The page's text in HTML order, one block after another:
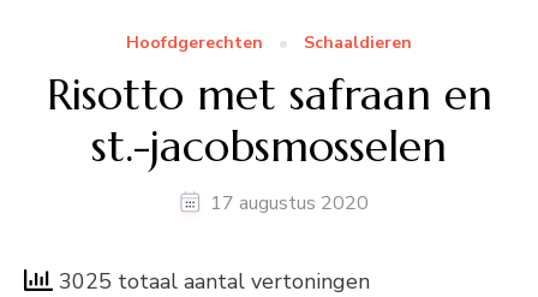
Hoofdgerechten Schaaldieren
Risotto met safraan en
st.-jacobsmosselen
17 augustus 2020
3025 totaal aantal vertoningen